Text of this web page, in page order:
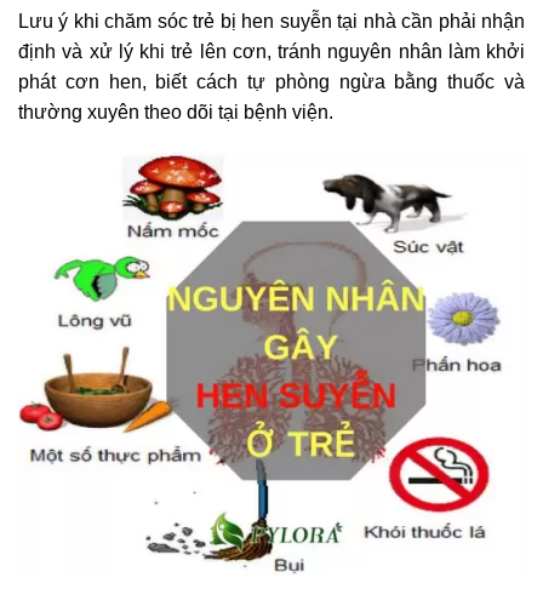
Lưu ý khi chăm sóc trẻ bị hen suyễn tại nhà cần phải nhận
định và xử lý khi trẻ lên cơn, tránh nguyên nhân làm khởi
phát cơn hen, biết cách tự phòng ngừa bằng thuốc và
thường xuyên theo dõi tại bệnh viện.